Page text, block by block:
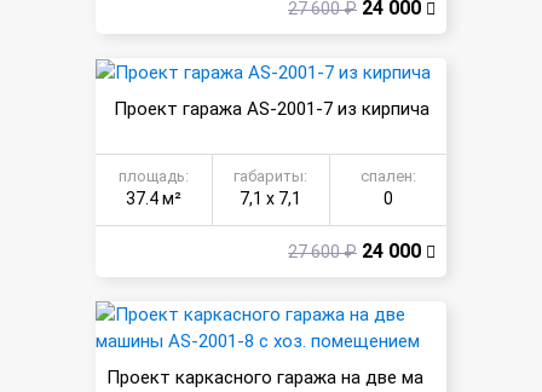
27 600 ₽ 24 000
Проект гаража AS-2001-7 из кирпича
площадь:
37.4 м²
габариты:
7,1 х 7,1
спален:
0
27 600 ₽ 24 000
Проект каркасного гаража на две ма